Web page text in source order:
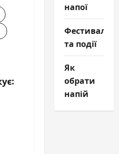
напої
Фестивалі
та події
Як
обрати
напій